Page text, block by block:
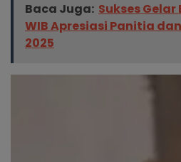
Baca Juga: Sukses Gelar
WIB Apresiasi Panitia
2025